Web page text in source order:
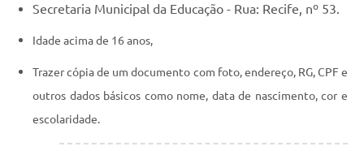
Secretaria Municipal da Educação - Rua: Recife, nº 53.
Idade acima de 16 anos,
Trazer cópia de um documento com foto, endereço, RG, CPF e
outros dados básicos como nome, data de nascimento, cor e
escolaridade.